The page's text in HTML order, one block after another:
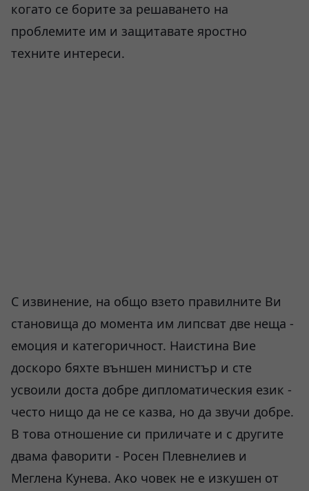
когато се борите за решаването на
проблемите им и защитавате яростно
техните интереси.
С извинение, на общо взето правилните Ви
становища до момента им липсват две неща -
емоция и категоричност. Наистина Вие
доскоро бяхте външен министър и сте
усвоили доста добре дипломатическия език -
често нищо да не се казва, но да звучи добре.
В това отношение си приличате и с другите
двама фаворити - Росен Плевнелиев и
Меглена Кунева. Ако човек не е изкушен от